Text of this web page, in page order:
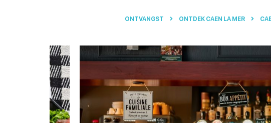
ONTVANGST ONTDEK CAEN LA MER